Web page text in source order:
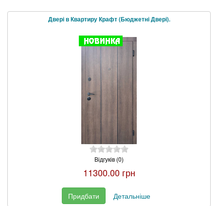
Двері в Квартиру Крафт (Бюджетні Двері).
Відгуків (0)
11300.00 грн
Придбати Детальніше